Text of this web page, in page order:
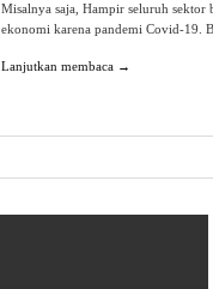
Misalnya saja, Hampir seluruh sektor
ekonomi karena pandemi Covid-19.
Lanjutkan membaca →